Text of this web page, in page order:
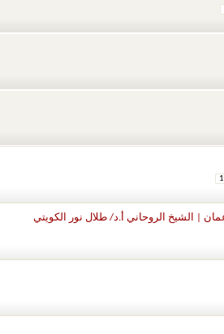
| الشيخ الروحاني أ.د/ طلال نور الكويتي